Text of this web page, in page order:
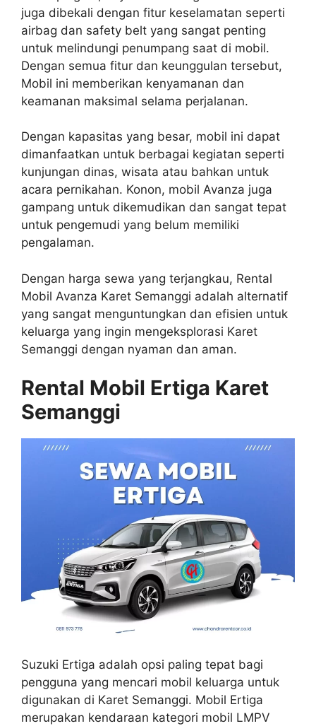
juga dibekali dengan fitur keselamatan seperti
airbag dan safety belt yang sangat penting
untuk melindungi penumpang saat di mobil.
Dengan semua fitur dan keunggulan tersebut,
Mobil ini memberikan kenyamanan dan
keamanan maksimal selama perjalanan.
Dengan kapasitas yang besar, mobil ini dapat
dimanfaatkan untuk berbagai kegiatan seperti
kunjungan dinas, wisata atau bahkan untuk
acara pernikahan. Konon, mobil Avanza juga
gampang untuk dikemudikan dan sangat tepat
untuk pengemudi yang belum memiliki
pengalaman.
Dengan harga sewa yang terjangkau, Rental
Mobil Avanza Karet Semanggi adalah alternatif
yang sangat menguntungkan dan efisien untuk
keluarga yang ingin mengeksplorasi Karet
Semanggi dengan nyaman dan aman.
Rental Mobil Ertiga Karet
Semanggi
Suzuki Ertiga adalah opsi paling tepat bagi
pengguna yang mencari mobil keluarga untuk
digunakan di Karet Semanggi. Mobil Ertiga
merupakan kendaraan kategori mobil LMPV